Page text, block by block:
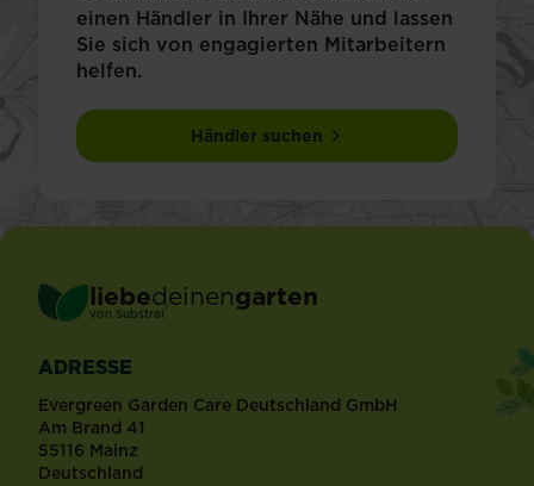
einen Händler in Ihrer Nähe und lassen
Sie sich von engagierten Mitarbeitern
helfen.
Händler suchen
liebedeinengarten
von Substral ®
ADRESSE
Evergreen Garden Care Deutschland GmbH
Am Brand 41
55116 Mainz
Deutschland